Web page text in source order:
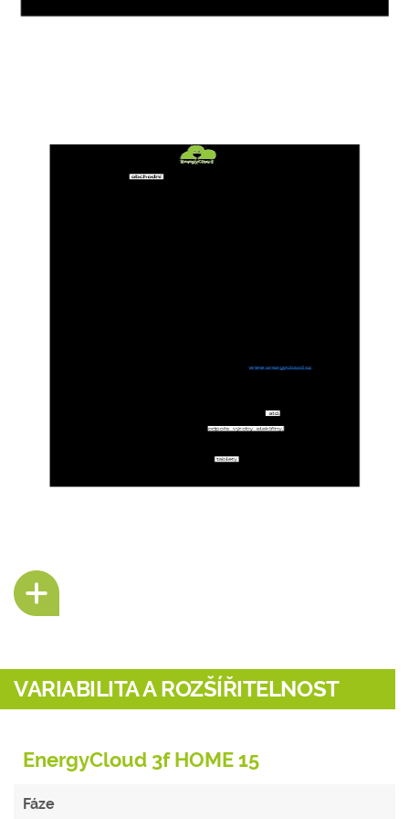
VARIABILITA A ROZŠÍŘITELNOST
EnergyCloud 3f HOME 15
Fáze